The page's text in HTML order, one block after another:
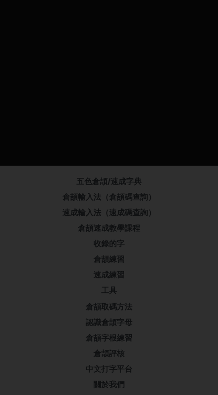
五色倉頡/速成字典
倉頡輸入法（倉頡碼查詢）
速成輸入法（速成碼查詢）
倉頡速成教學課程
收錄的字
倉頡練習
速成練習
工具
倉頡取碼方法
認識倉頡字母
倉頡字根練習
倉頡評核
中文打字平台
關於我們